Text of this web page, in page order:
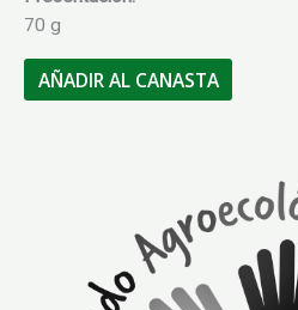
70 g
AÑADIR AL CANASTA